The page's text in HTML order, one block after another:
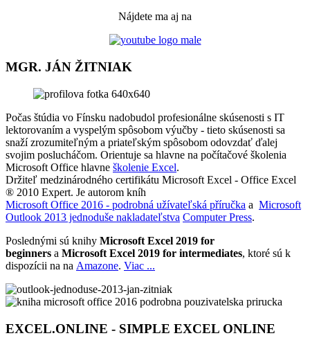
Nájdete ma aj na
MGR. JÁN ŽITNIAK
Počas štúdia vo Fínsku nadobudol profesionálne skúsenosti s IT
lektorovaním a vyspelým spôsobom výučby - tieto skúsenosti sa
snaží zrozumiteľným a priateľským spôsobom odovzdať ďalej
svojim poslucháčom. Orientuje sa hlavne na počítačové školenia
Microsoft Office hlavne školenie Excel.
Držiteľ medzinárodného certifikátu Microsoft Excel - Office Excel
® 2010 Expert. Je autorom kníh
Microsoft Office 2016 - podrobná užívateľská příručka a Microsoft
Outlook 2013 jednoduše nakladateľstva Computer Press.
Poslednými sú knihy Microsoft Excel 2019 for
beginners a Microsoft Excel 2019 for intermediates, ktoré sú k
dispozícii na na Amazone. Viac ...
EXCEL.ONLINE - SIMPLE EXCEL ONLINE